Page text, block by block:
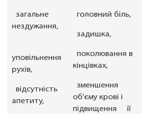
загальне
нездужання,
уповільнення
рухів,
відсутність
апетиту,
головний біль,
задишка,
поколювання в
кінцівках,
зменшення
об'єму крові і
підвищення її